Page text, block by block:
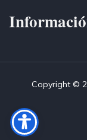
Copyright ©